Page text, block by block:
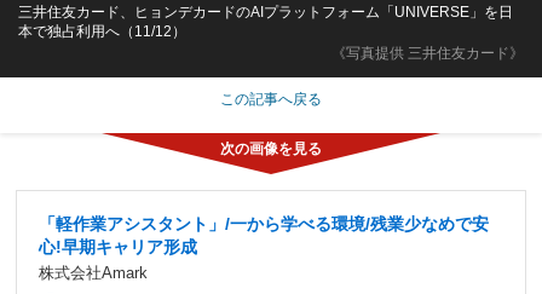
《写真提供 三井住友カード》
三井住友カード、ヒョンデカードのAIプラットフォーム「UNIVERSE」を日
本で独占利用へ（11/12）
この記事へ戻る
「軽作業アシスタント」/一から学べる環境/残業少なめで安
心!早期キャリア形成
株式会社Amark